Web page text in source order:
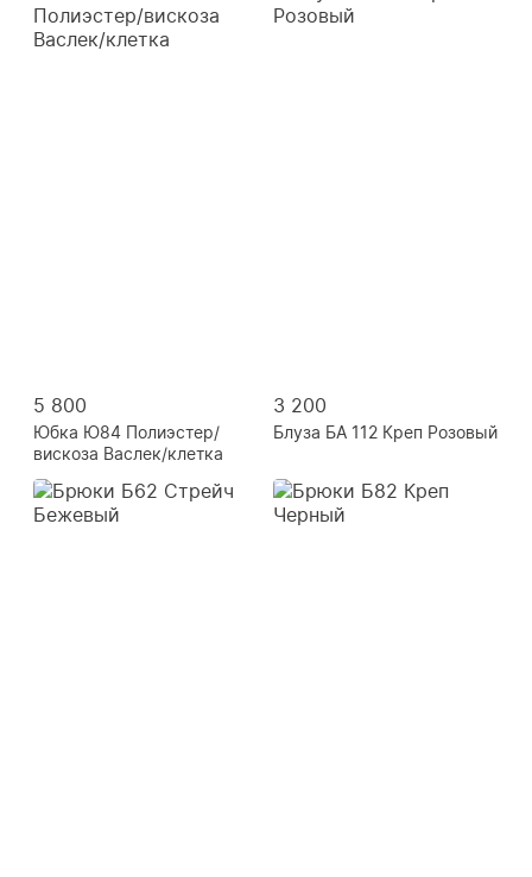
5 800
Юбка Ю84 Полиэстер/
вискоза Васлек/клетка
3 200
Блуза БА 112 Креп Розовый